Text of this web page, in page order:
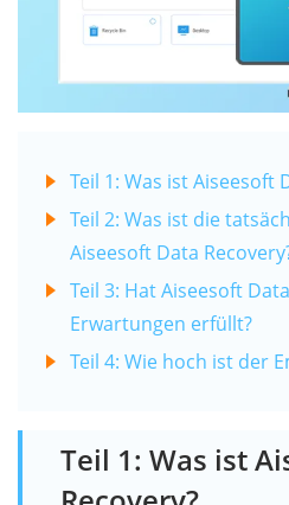
Teil 1: Was ist Aiseesoft
Teil 2: Was ist die
Aiseesoft Data
Teil 3: Hat Aiseesoft
Erwartungen erfüllt?
Teil 4: Wie hoch ist der
Teil 1: Was ist